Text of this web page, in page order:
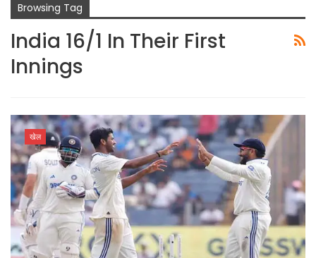
Browsing Tag
India 16/1 In Their First
Innings
खेल